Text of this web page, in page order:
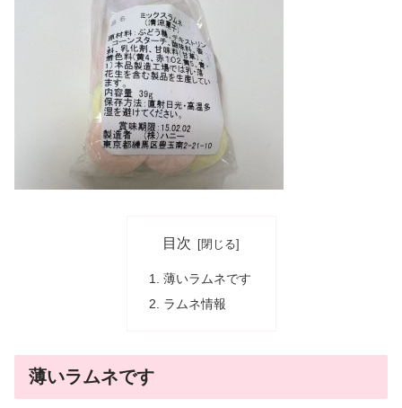
目次
薄いラムネです
ラムネ情報
薄いラムネです